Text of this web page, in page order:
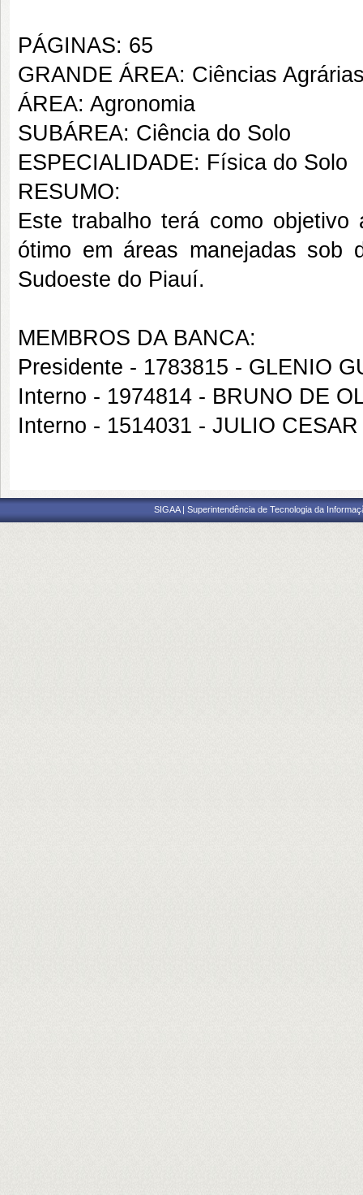
PÁGINAS: 65
GRANDE ÁREA: Ciências
ÁREA: Agronomia
SUBÁREA: Ciência do Solo
ESPECIALIDADE: Física do Solo
RESUMO:
Este trabalho terá como
ótimo em áreas manejadas sob
Sudoeste do Piauí.
MEMBROS DA BANCA:
Presidente - 1783815 - GLENIO
Interno - 1974814 - BRUNO DE
Interno - 1514031 - JULIO
SIGAA | Superintendência de Tecnologia da